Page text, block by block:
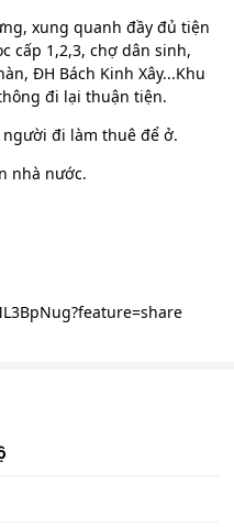
xung quanh đầy đủ tiện
cấp 1,2,3, chợ dân sinh,
ĐH Bách Kinh Xây...Khu
đi lại thuận tiện.
đi làm thuê để ở.
nhà nước.